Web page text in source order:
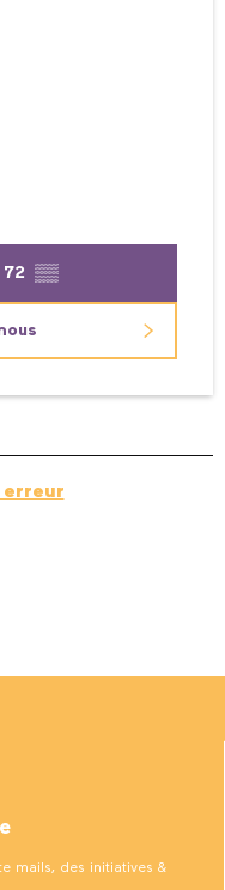
72 ▒▒
erreur
mails, des initiatives &